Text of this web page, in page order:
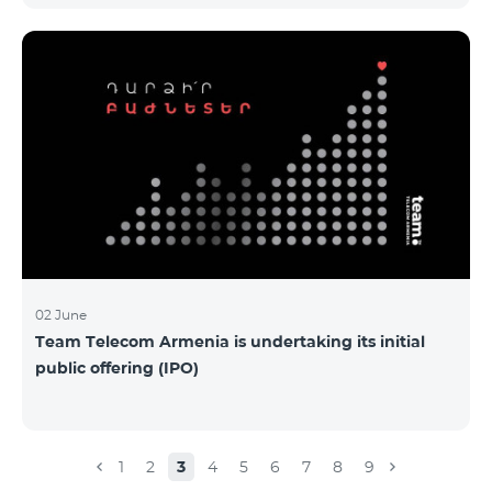
երիտասարդներ ծանոթացան առաջնային
հրապարակային տեղաբաշխման բոլոր
մանրամասներին ու թիմերին տրամադրվեց
ընկերության զարգացման ռազմավարական
խնդիրը։ Լուծումներ առաջարկելու համար թիմերն
ունենալու են ընդամենը 72 ժամ։ Հաջողություն
մաղթելով մրցույթի մասնակիցներին Team
Telecom Armenia-ի գլխավոր տնօրեն Հայկ
Եսայանը նշեց, որ
02 June
Team Telecom Armenia is undertaking its initial
public offering (IPO)
1 2 3 4 5 6 7 8 9